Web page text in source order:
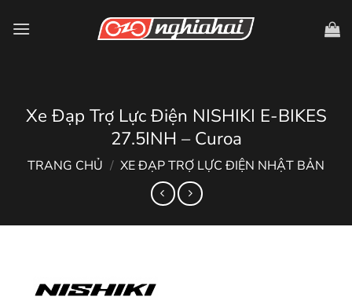
đến
Xe Đạp Trợ Lực Điện NISHIKI E-BIKES
27.5INH – Curoa
TRANG CHỦ / XE ĐẠP TRỢ LỰC ĐIỆN NHẬT BẢN